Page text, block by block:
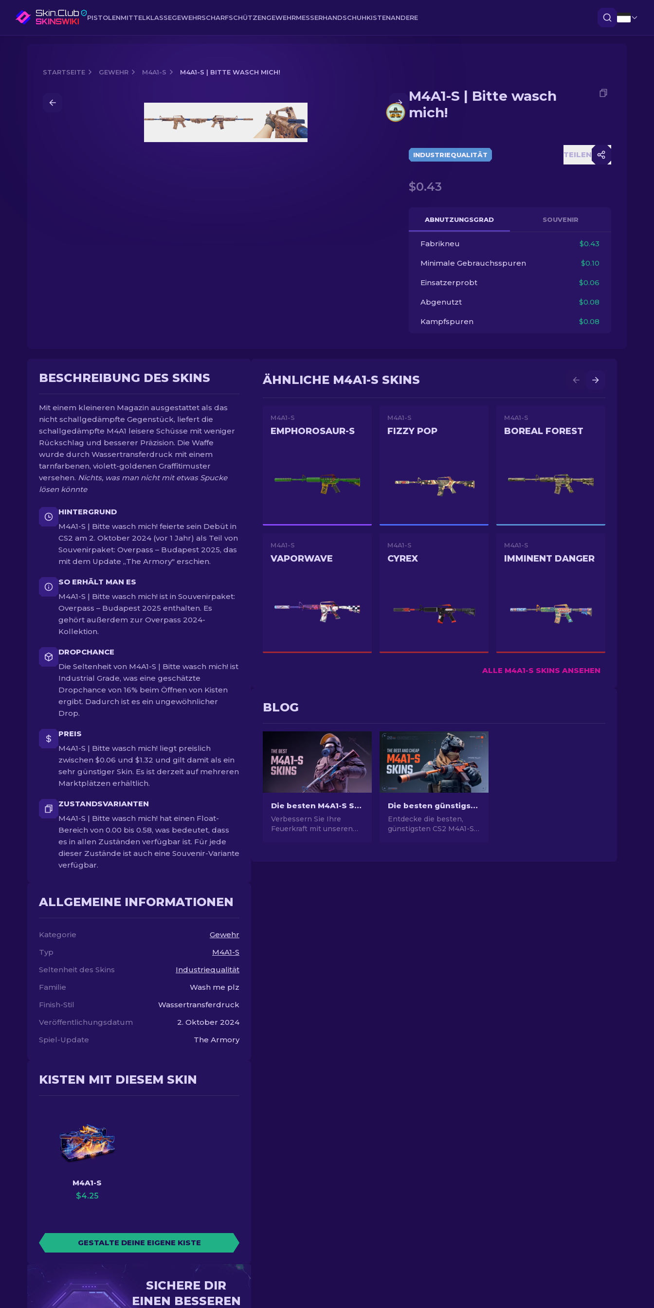
PISTOLENMITTELKLASSEGEWEHRSCHARFSCHÜTZENGEWEHRMESSERHANDSCHUHKISTENANDERE
STARTSEITE GEWEHR M4A1-S M4A1-S | BITTE WASCH MICH!
M4A1-S | Bitte wasch
mich!
INDUSTRIEQUALITÄT TEILEN
$0.43
ABNUTZUNGSGRAD SOUVENIR
Fabrikneu $0.43
Minimale Gebrauchsspuren $0.10
Einsatzerprobt $0.06
Abgenutzt $0.08
Kampfspuren $0.08
BESCHREIBUNG DES SKINS
Mit einem kleineren Magazin ausgestattet als das
nicht schallgedämpfte Gegenstück, liefert die
schallgedämpfte M4A1 leisere Schüsse mit weniger
Rückschlag und besserer Präzision. Die Waffe
wurde durch Wassertransferdruck mit einem
tarnfarbenen, violett-goldenen Graffitimuster
versehen. Nichts, was man nicht mit etwas Spucke
lösen könnte
HINTERGRUND
M4A1-S | Bitte wasch mich! feierte sein Debüt in
CS2 am 2. Oktober 2024 (vor 1 Jahr) als Teil von
Souvenirpaket: Overpass – Budapest 2025, das
mit dem Update „The Armory" erschien.
SO ERHÄLT MAN ES
M4A1-S | Bitte wasch mich! ist in Souvenirpaket:
Overpass – Budapest 2025 enthalten. Es
gehört außerdem zur Overpass 2024-
Kollektion.
DROPCHANCE
Die Seltenheit von M4A1-S | Bitte wasch mich! ist
Industrial Grade, was eine geschätzte
Dropchance von 16% beim Öffnen von Kisten
ergibt. Dadurch ist es ein ungewöhnlicher
Drop.
PREIS
M4A1-S | Bitte wasch mich! liegt preislich
zwischen $0.06 und $1.32 und gilt damit als ein
sehr günstiger Skin. Es ist derzeit auf mehreren
Marktplätzen erhältlich.
ZUSTANDSVARIANTEN
M4A1-S | Bitte wasch mich! hat einen Float-
Bereich von 0.00 bis 0.58, was bedeutet, dass
es in allen Zuständen verfügbar ist. Für jede
dieser Zustände ist auch eine Souvenir-Variante
verfügbar.
ALLGEMEINE INFORMATIONEN
Kategorie
Gewehr
Typ
M4A1-S
Seltenheit des Skins
Industriequalität
Familie
Wash me plz
Finish-Stil
Wassertransferdruck
Veröffentlichungsdatum
2. Oktober 2024
Spiel-Update
The Armory
KISTEN MIT DIESEM SKIN
M4A1-S
$4.25
GESTALTE DEINE EIGENE KISTE
SICHERE DIR
EINEN BESSEREN
ÄHNLICHE M4A1-S SKINS
M4A1-S
EMPHOROSAUR-S
M4A1-S
FIZZY POP
M4A1-S
BOREAL FOREST
M4A1-S
VAPORWAVE
M4A1-S
CYREX
M4A1-S
IMMINENT DANGER
ALLE M4A1-S SKINS ANSEHEN
BLOG
Die besten M4A1-S Skins in CS2 [2026]
Verbessern Sie Ihre
Feuerkraft mit unseren
Die besten günstigsten M4A1-S Skins in CS2 [2026]
Entdecke die besten,
günstigsten CS2 M4A1-S